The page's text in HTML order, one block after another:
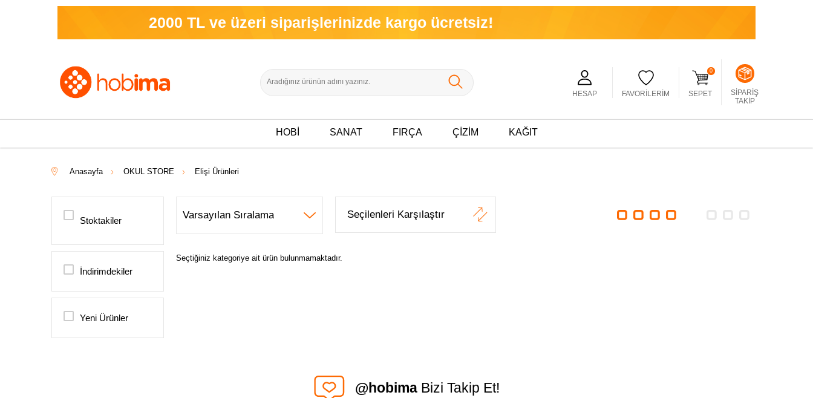
2000 TL ve üzeri siparişlerinizde kargo ücretsiz!
HESAP FAVORILERIM SEPET
0
SIPARIŞ
TAKIP
HOBİ SANAT FIRÇA ÇİZİM KAĞIT
Anasayfa OKUL STORE Elişi Ürünleri
Stoktakiler
İndirimdekiler
Yeni Ürünler
Seçilenleri Karşılaştır
Seçtiğiniz kategoriye ait ürün bulunmamaktadır.
@hobimaBizi Takip Et!